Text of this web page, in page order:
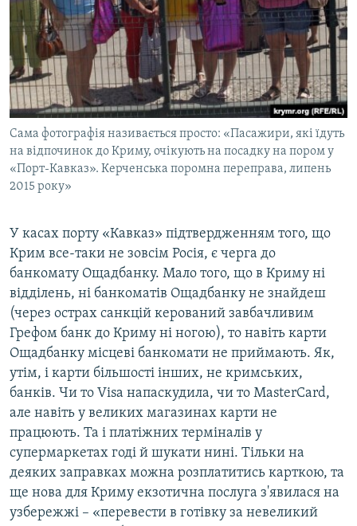
Сама фотографія називається просто: «Пасажири, які їдуть
на відпочинок до Криму, очікують на посадку на пором у
«Порт-Кавказ». Керченська поромна переправа, липень
2015 року»
У касах порту «Кавказ» підтвердженням того, що
Крим все-таки не зовсім Росія, є черга до
банкомату Ощадбанку. Мало того, що в Криму ні
відділень, ні банкоматів Ощадбанку не знайдеш
(через острах санкцій керований завбачливим
Грефом банк до Криму ні ногою), то навіть карти
Ощадбанку місцеві банкомати не приймають. Як,
утім, і карти більшості інших, не кримських,
банків. Чи то Visa напаскудила, чи то MasterCard,
але навіть у великих магазинах карти не
працюють. Та і платіжних терміналів у
супермаркетах годі й шукати нині. Тільки на
деяких заправках можна розплатитись карткою, та
ще нова для Криму екзотична послуга з'явилася на
узбережжі – «перевести в готівку за невеликий